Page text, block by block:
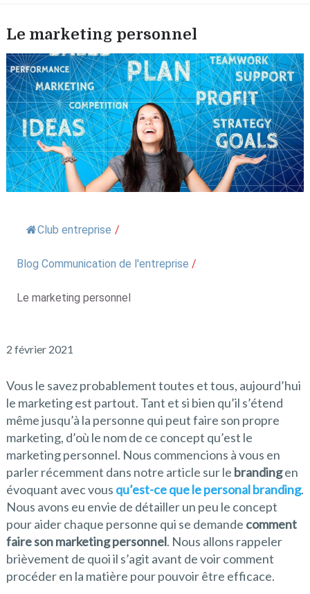
Le marketing personnel
Club entreprise /
Blog Communication de l'entreprise /
Le marketing personnel
2 février 2021
Vous le savez probablement toutes et tous, aujourd’hui
le marketing est partout. Tant et si bien qu’il s’étend
même jusqu’à la personne qui peut faire son propre
marketing, d’où le nom de ce concept qu’est le
marketing personnel. Nous commencions à vous en
parler récemment dans notre article sur le brandingen
évoquant avec vous qu’est-ce que le personal branding.
Nous avons eu envie de détailler un peu le concept
pour aider chaque personne qui se demande comment
faire son marketing personnel. Nous allons rappeler
brièvement de quoi il s’agit avant de voir comment
procéder en la matière pour pouvoir être efficace.